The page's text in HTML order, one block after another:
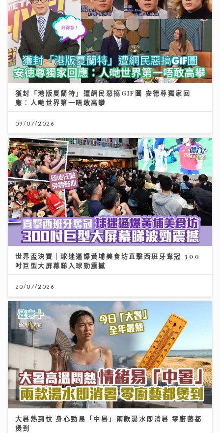
獲封「港版夏蘭特」遭網民惡搞GIF圖 安德尊獨家回
應：人哋世界第一唔敢高攀
09/07/2026
世界盃決賽｜球迷逼爆黃埔美食坊直擊西班牙奪冠 300
吋巨型大屏幕睇入球勁震撼
20/07/2026
大暑熱到忟 身心勁易「中暑」兩款湯水即消暑 零廚藝都
煲到